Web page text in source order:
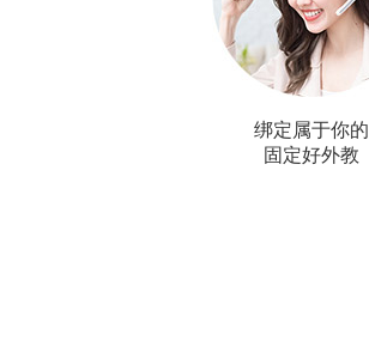
绑定属于你的
固定好外教